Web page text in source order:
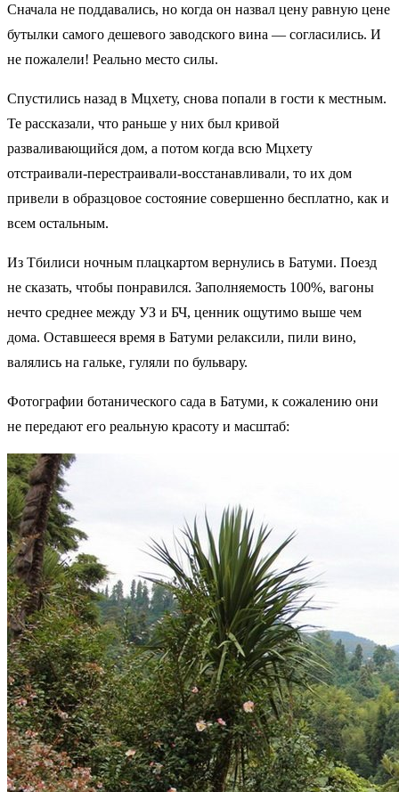
Сначала не поддавались, но когда он назвал цену равную цене
бутылки самого дешевого заводского вина — согласились. И
не пожалели! Реально место силы.
Спустились назад в Мцхету, снова попали в гости к местным.
Те рассказали, что раньше у них был кривой
разваливающийся дом, а потом когда всю Мцхету
отстраивали-перестраивали-восстанавливали, то их дом
привели в образцовое состояние совершенно бесплатно, как и
всем остальным.
Из Тбилиси ночным плацкартом вернулись в Батуми. Поезд
не сказать, чтобы понравился. Заполняемость 100%, вагоны
нечто среднее между УЗ и БЧ, ценник ощутимо выше чем
дома. Оставшееся время в Батуми релаксили, пили вино,
валялись на гальке, гуляли по бульвару.
Фотографии ботанического сада в Батуми, к сожалению они
не передают его реальную красоту и масштаб: